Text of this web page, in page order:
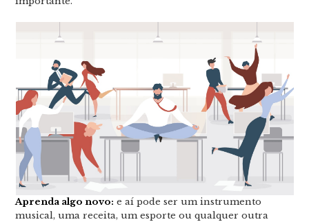
Aprenda algo novo: e aí pode ser um instrumento
musical, uma receita, um esporte ou qualquer outra